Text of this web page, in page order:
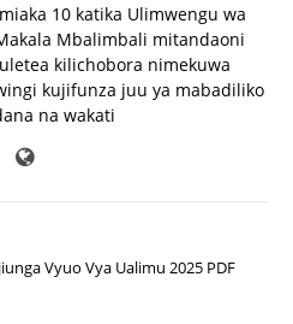
10 katika Ulimwengu wa
Mbalimbali mitandaoni
kilichobora nimekuwa
kujifunza juu ya mabadiliko
na wakati
Vyuo Vya Ualimu 2025 PDF